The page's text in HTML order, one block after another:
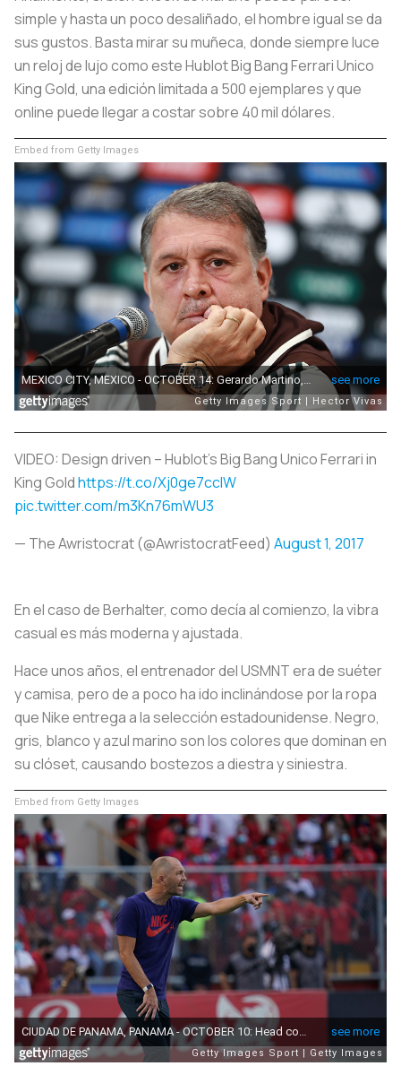
simple y hasta un poco desaliñado, el hombre igual se da
sus gustos. Basta mirar su muñeca, donde siempre luce
un reloj de lujo como este Hublot Big Bang Ferrari Unico
King Gold, una edición limitada a 500 ejemplares y que
online puede llegar a costar sobre 40 mil dólares.
Embed from Getty Images
VIDEO: Design driven – Hublot’s Big Bang Unico Ferrari in
King Goldhttps://t.co/Xj0ge7cclW
pic.twitter.com/m3Kn76mWU3
— The Awristocrat (@AwristocratFeed) August 1, 2017
En el caso de Berhalter, como decía al comienzo, la vibra
casual es más moderna y ajustada.
Hace unos años, el entrenador del USMNT era de suéter
y camisa, pero de a poco ha ido inclinándose por la ropa
que Nike entrega a la selección estadounidense. Negro,
gris, blanco y azul marino son los colores que dominan en
su clóset, causando bostezos a diestra y siniestra.
Embed from Getty Images